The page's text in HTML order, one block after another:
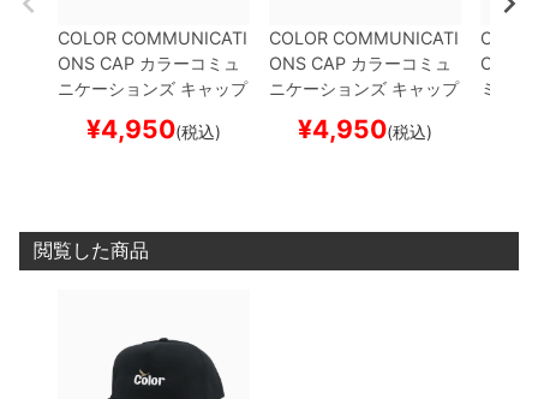
COLOR COMMUNICATI
ONS CAP カラーコミュ
ニケーションズ キャップ
TRUCTUREDNAVYス
¥4,950(税込)
COLOR COMMUNICATI
ONS CAP カラーコミュ
ニケーションズ キャップ
TRUCTUREDCHARCO
¥4,950(税込)
ONS
ミュニ
閲覧した商品